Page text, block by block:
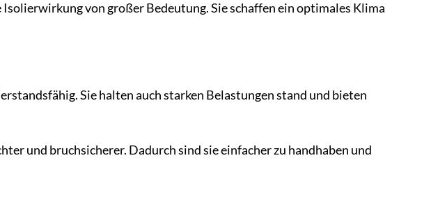
von großer Bedeutung. Sie schaffen ein optimales Klima
Sie halten auch starken Belastungen stand und bieten
und bruchsicherer. Dadurch sind sie einfacher zu handhaben und